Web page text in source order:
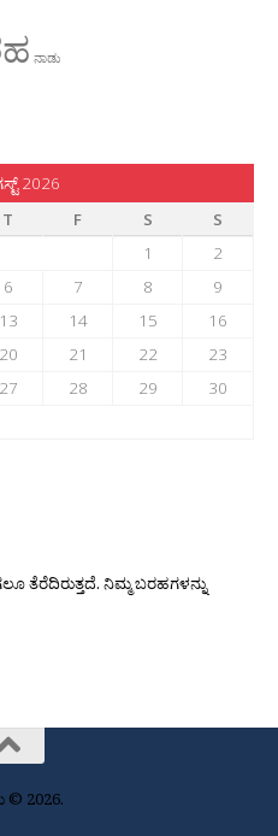
ನಾಡು
2026
T F S
S
1
2
6 7 8
9
13 14 15
16
20 21 22
23
27 28 29
30
ತೆರೆದಿರುತ್ತದೆ. ನಿಮ್ಮ ಬರಹಗಳನ್ನು
© 2026.